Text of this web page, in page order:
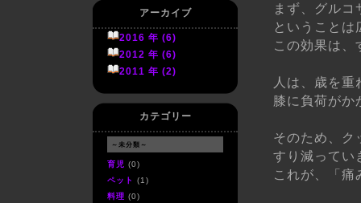
アーカイブ
2016 年 (6)
2012 年 (6)
2011 年 (2)
カテゴリー
～未分類～
育児 (0)
ペット (1)
料理 (0)
まず、グル
ということ
この効果は、
人は、歳を
膝に負荷がか
そのため、ク
すり減ってい
これが、「痛